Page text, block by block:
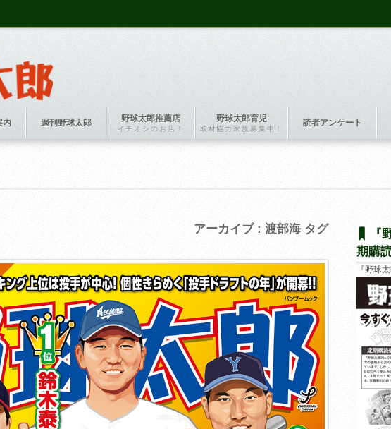
アーカイブ : 渡部海 タグ
『
期購
『野球
内 週刊野球太郎 野球太郎推薦店
イチオシのお店！
野球太郎育児
取材協力家族募集中！
読者アンケート